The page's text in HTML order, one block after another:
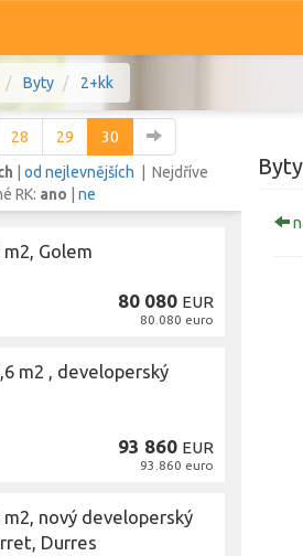
Byty 2+kk
Cena
28 29
30
od nejlevnějších | Nejdříve
RK: ano ne
Golem
80 080 EUR
80.080 euro
m2 , developerský
93 860 EUR
93.860 euro
nový developerský
Durres